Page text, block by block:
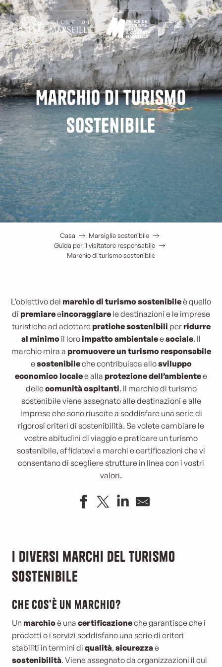
Aller
au
contenu
principal
Marchio di turismo
sostenibile
Casa
Marsiglia sostenibile
Guida per il visitatore responsabile
Marchio di turismo sostenibile
L’obiettivo del marchio di turismo sostenibileè quello
di premiareeincoraggiare le destinazioni e le imprese
turistiche ad adottare pratiche sostenibili per ridurre
al minimo il loroimpatto ambientaleesociale. Il
marchio mira a promuovere un turismo responsabile
esostenibileche contribuisca allosviluppo
economico localee alla protezione dell’ambientee
dellecomunità ospitanti. Il marchio di turismo
sostenibile viene assegnato alle destinazioni e alle
imprese che sono riuscite a soddisfare una serie di
rigorosi criteri di sostenibilità. Se volete cambiare le
vostre abitudini di viaggio e praticare un turismo
sostenibile, affidatevi a marchi e certificazioni che vi
consentano di scegliere strutture in linea con i vostri
valori.
I diversi marchi del turismo
sostenibile
Che cos’è un marchio?
Un marchioè una certificazioneche garantisce che i
prodotti o i servizi soddisfano una serie di criteri
stabiliti in termini di qualità, sicurezzae
sostenibilità. Viene assegnato da organizzazioni il cui